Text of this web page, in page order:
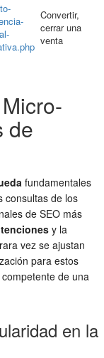
Convertir,
cerrar una
venta
de
fundamentales
consultas de los
de SEO más
y la
vez se ajustan
para estos
de una
en la